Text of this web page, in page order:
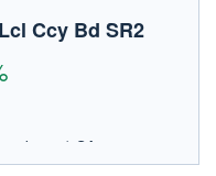
Ccy Bd SR2
SA
06/08/2026